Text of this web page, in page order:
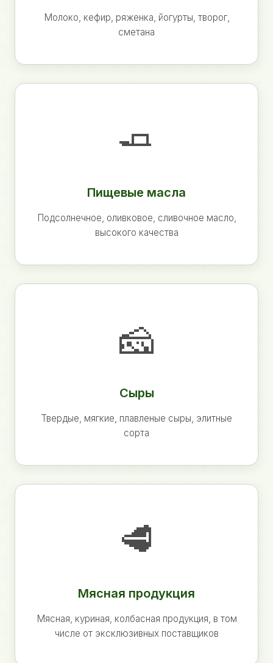
Молоко, кефир, ряженка, йогурты, творог,
сметана
🧈
Пищевые масла
Подсолнечное, оливковое, сливочное масло,
высокого качества
🧀
Сыры
Твердые, мягкие, плавленые сыры, элитные
сорта
🥩
Мясная продукция
Мясная, куриная, колбасная продукция, в том
числе от эксклюзивных поставщиков